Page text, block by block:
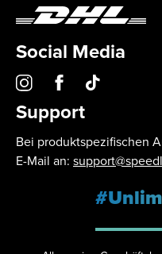
Social Media
Support
Bei produktspezifischen
E-Mail an: